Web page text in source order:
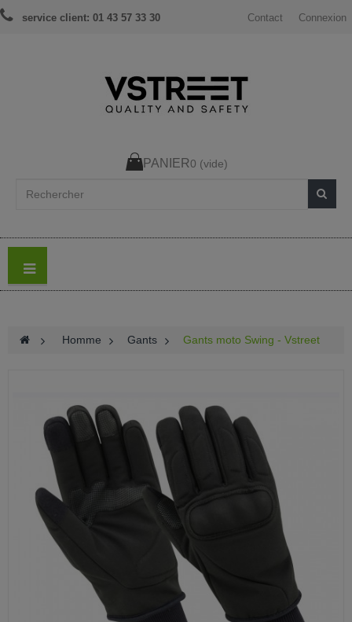
Connexion
Contact
service client: 01 43 57 33 30
PANIER0 (vide)
> Homme > Gants > Gants moto Swing - Vstreet